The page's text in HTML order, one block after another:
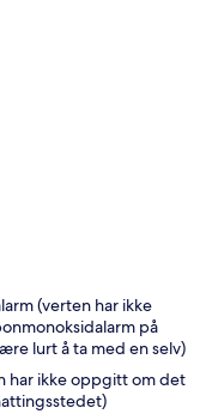
(verten har ikke
på
lurt å ta med en selv)
har ikke oppgitt om det